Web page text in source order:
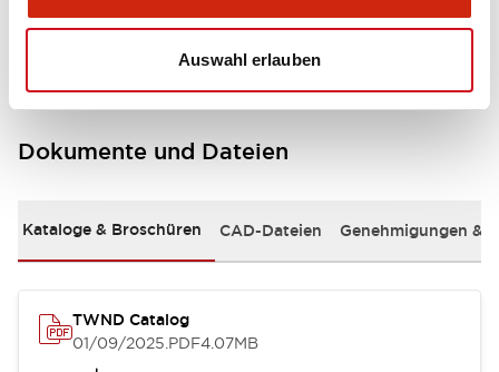
Auswahl erlauben
Mounting and Installation Specifications
Dokumente und Dateien
Kataloge & Broschüren CAD-Dateien Genehmigungen &
TWND Catalog
01/09/2025.PDF4.07MB